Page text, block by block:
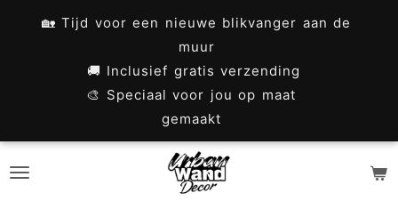
🏡 Tijd voor een nieuwe blikvanger aan de
muur
🚚 Inclusief gratis verzending
🎨 Speciaal voor jou op maat
gemaakt